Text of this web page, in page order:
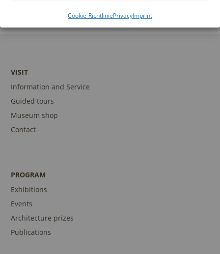
Cookie-RichtliniePrivacyImprint
VISIT
Information and Service
Guided tours
Museum shop
Contact
PROGRAM
Exhibitions
Events
Architecture prizes
Publications